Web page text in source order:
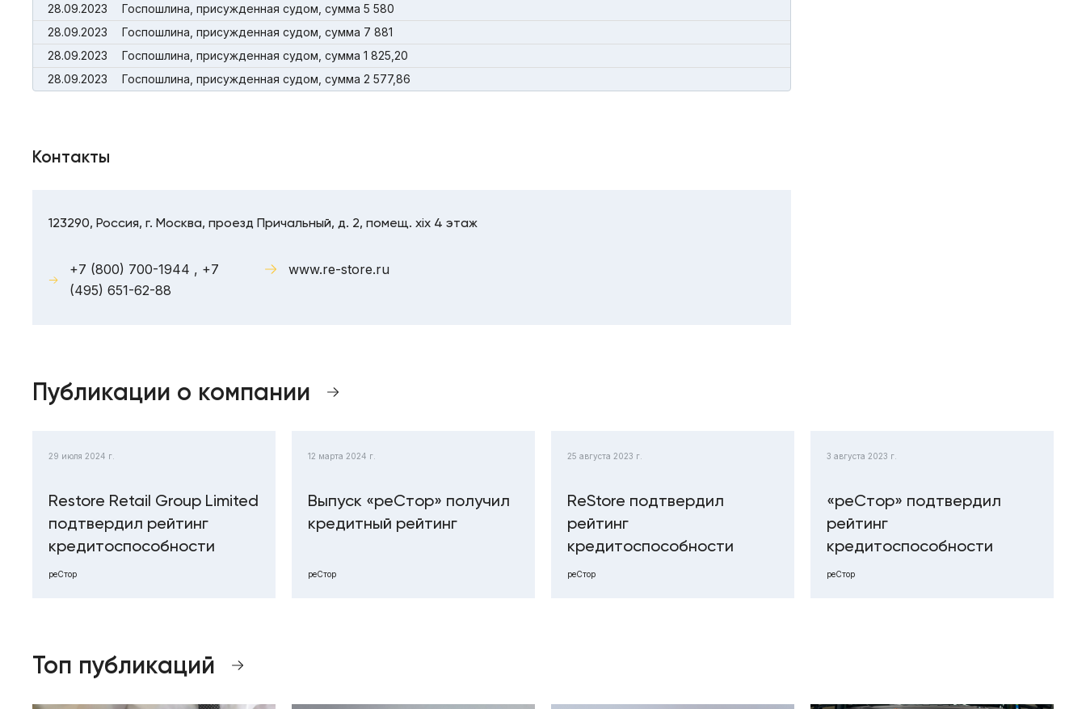
28.09.2023
Госпошлина, присужденная судом, сумма 5 580
28.09.2023
Госпошлина, присужденная судом, сумма 7 881
28.09.2023
Госпошлина, присужденная судом, сумма 1 825,20
28.09.2023
Госпошлина, присужденная судом, сумма 2 577,86
Контакты
123290, Россия, г. Москва, проезд Причальный, д. 2, помещ. xix 4 этаж
+7 (800) 700-1944 , +7
(495) 651-62-88
www.re-store.ru
Публикации о компании
29 июля 2024 г.
Restore Retail Group Limited
подтвердил рейтинг
кредитоспособности
реСтор
12 марта 2024 г.
Выпуск «реСтор» получил
кредитный рейтинг
реСтор
25 августа 2023 г.
ReStore подтвердил
рейтинг
кредитоспособности
реСтор
3 августа 2023 г.
«реСтор» подтвердил
рейтинг
кредитоспособности
реСтор
Топ публикаций